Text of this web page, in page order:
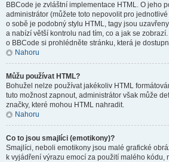
BBCode je zvláštní implementace HTML. O jeho
administrátor (můžete toto nepovolit pro
o sobě je podobný stylu HTML, tagy jsou
a nabízí větší kontrolu nad tím, co a jak se
o BBCode si prohlédněte stránku, která je
Nahoru
Můžu používat HTML?
Bohužel nelze používat jakékoliv HTML
tuto možnost zapnout, administrátor však může
značky, které mohou HTML nahradit.
Nahoru
Co to jsou smajlíci (emotikony)?
Smajlíci, neboli emotikony jsou malé grafické
k vyjádření výrazu emocí za použití malého kódu,